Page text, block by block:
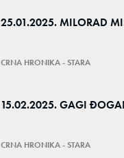
25.01.2025. MILORAD
CRNA HRONIKA - STARA
15.02.2025. GAGI
CRNA HRONIKA - STARA